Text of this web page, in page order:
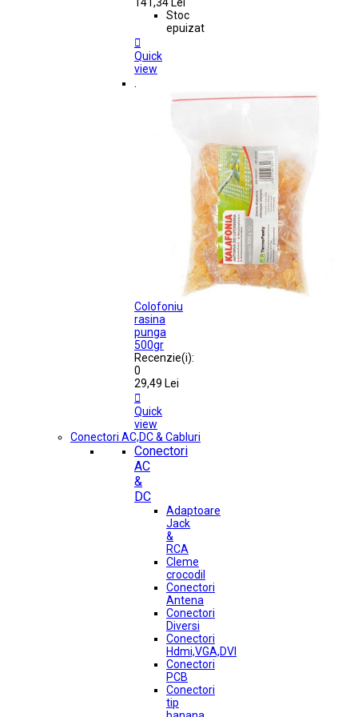
Stoc
epuizat

Quick
view
.
Colofoniu
rasina
punga
500gr
Recenzie(i):
0
29,49 Lei

Quick
view
Conectori AC,DC & Cabluri
Conectori
AC
&
DC
Adaptoare
Jack
&
RCA
Cleme
crocodil
Conectori
Antena
Conectori
Diversi
Conectori
Hdmi,VGA,DVI
Conectori
PCB
Conectori
tip